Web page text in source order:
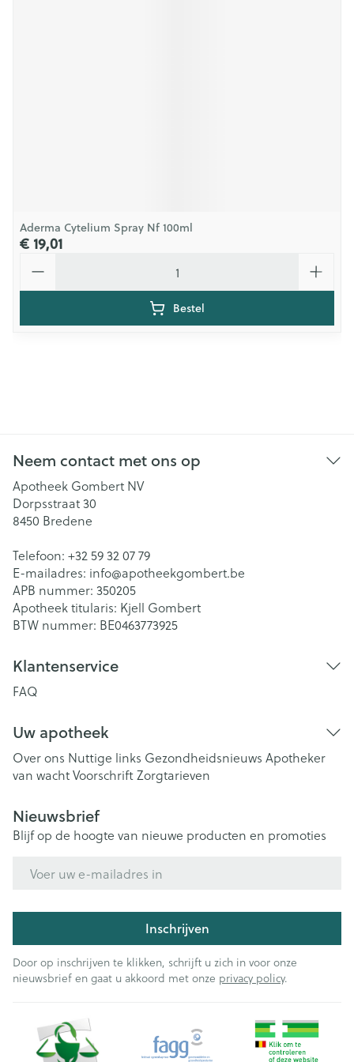
Aderma Cytelium Spray Nf 100ml
€ 19,01
Bestel
Neem contact met ons op
Apotheek Gombert NV
Dorpsstraat 30
8450 Bredene
Telefoon: +32 59 32 07 79
E-mailadres: info@apotheekgombert.be
APB nummer: 350205
Apotheek titularis: Kjell Gombert
BTW nummer: BE0463773925
Klantenservice
FAQ
Uw apotheek
Over ons Nuttige links Gezondheidsnieuws Apotheker
van wachtVoorschriftZorgtarieven
Nieuwsbrief
Blijf op de hoogte van nieuwe producten en promoties
Inschrijven
Door op inschrijven te klikken, schrijft u zich in voor onze
nieuwsbrief en gaat u akkoord met onze privacy policy.